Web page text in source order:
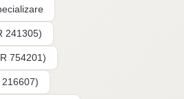
241305)
754201)
216607)